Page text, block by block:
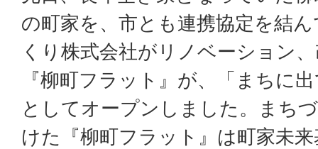
の町家を、市とも連携協定を結
くり株式会社がリノベーション
『柳町フラット』が、「まちに
としてオープンしました。まち
けた『柳町フラット』は町家未